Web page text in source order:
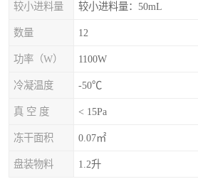
较小进料量 较小进料量：50mL
数量 12
功率（W） 1100W
冷凝温度 -50℃
真 空 度 < 15Pa
冻干面积 0.07㎡
盘装物料 1.2升